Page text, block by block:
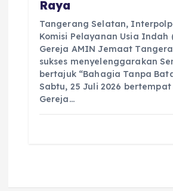
Raya
Tangerang Selatan,
Komisi Pelayanan Usia Indah
Gereja AMIN Jemaat
sukses menyelenggarakan
bertajuk “Bahagia Tanpa
Sabtu, 25 Juli 2026
Gereja…